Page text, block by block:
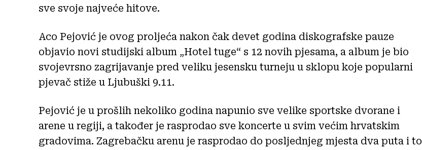
sve svoje najveće hitove.
Aco Pejović je ovog proljeća nakon čak devet godina diskografske pauze
objavio novi studijski album „Hotel tuge“ s 12 novih pjesama, a album je bio
svojevrsno zagrijavanje pred veliku jesensku turneju u sklopu koje popularni
pjevač stiže u Ljubuški 9.11.
Pejović je u prošlih nekoliko godina napunio sve velike sportske dvorane i
arene u regiji, a također je rasprodao sve koncerte u svim većim hrvatskim
gradovima. Zagrebačku arenu je rasprodao do posljednjeg mjesta dva puta i to